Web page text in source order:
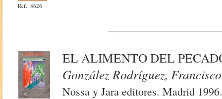
Ref.: 8626
EL ALIMENTO DEL
González Rodríguez, Francisco
Nossa y Jara editores. Madrid